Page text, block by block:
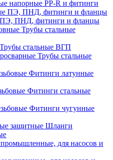
напорные PP-R и фитинги
ПЭ, ПНД, фитинги и фланцы
Трубы стальные
Трубы стальные ВГП
Трубы стальные
Фитинги латунные
Фитинги стальные
Фитинги чугунные
Шланги